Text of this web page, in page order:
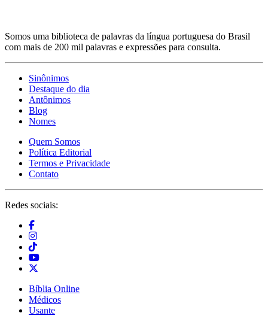
Somos uma biblioteca de palavras da língua portuguesa do Brasil
com mais de 200 mil palavras e expressões para consulta.
Sinônimos
Destaque do dia
Antônimos
Blog
Nomes
Quem Somos
Política Editorial
Termos e Privacidade
Contato
Redes sociais:
Bíblia Online
Médicos
Usante